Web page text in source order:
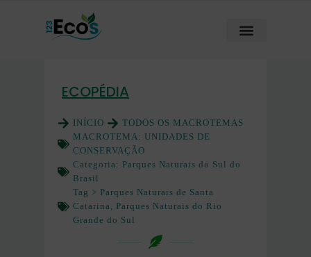
ECOPÉDIA
INÍCIO
TODOS OS MACROTEMAS
MACROTEMA: UNIDADES DE
CONSERVAÇÃO
Categoria: Parques Naturais do Sul do
Brasil
Tag > Parques Naturais de Santa
Catarina , Parques Naturais do Rio
Grande do Sul